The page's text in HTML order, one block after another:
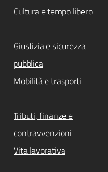
Cultura e tempo libero
Giustizia e sicurezza
pubblica
Mobilità e trasporti
Tributi, finanze e
contravvenzioni
Vita lavorativa